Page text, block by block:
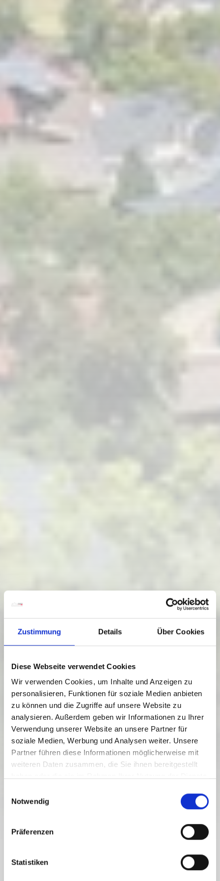
Zustimmung Details Über Cookies
Diese Webseite verwendet Cookies
Wir verwenden Cookies, um Inhalte und Anzeigen zu
personalisieren, Funktionen für soziale Medien anbieten
zu können und die Zugriffe auf unsere Website zu
analysieren. Außerdem geben wir Informationen zu Ihrer
Verwendung unserer Website an unsere Partner für
soziale Medien, Werbung und Analysen weiter. Unsere
Partner führen diese Informationen möglicherweise mit
weiteren Daten zusammen, die Sie ihnen bereitgestellt
Notwendig
Präferenzen
Statistiken
FEISTRITZ AN DER GAIL